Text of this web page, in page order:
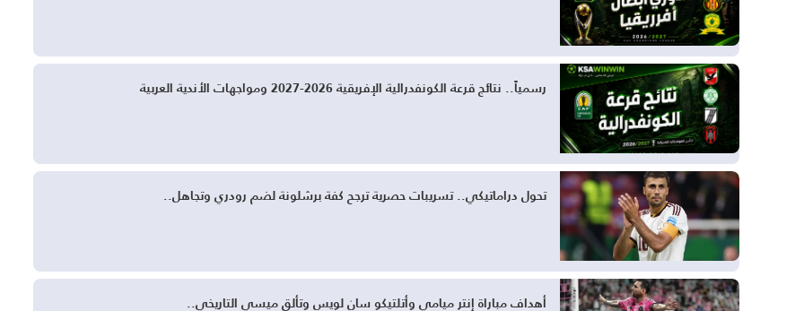
رسمياً.. نتائج قرعة الكونفدرالية الإفريقية 2026-2027 ومواجهات الأندية العربية
تحول دراماتيكي.. تسريبات حصرية ترجح كفة برشلونة لضم رودري وتجاهل..
أهداف مباراة إنتر ميامي وأتلتيكو سان لويس وتألق ميسي التاريخي..